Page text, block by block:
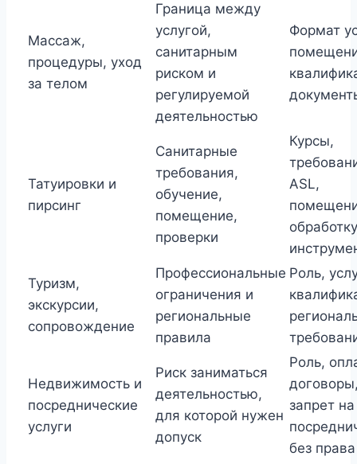
Массаж,
процедуры, уход
за телом
Граница между
услугой,
санитарным
риском и
регулируемой
деятельностью
Формат
Татуировки и
пирсинг
Санитарные
требования,
обучение,
помещение,
проверки
Курсы,
ASL,
обработку
Туризм,
экскурсии,
сопровождение
Профессиональные
ограничения и
региональные
правила
Роль,
Недвижимость и
посреднические
услуги
Риск заниматься
деятельностью,
для которой нужен
допуск
Роль,
запрет на
без права